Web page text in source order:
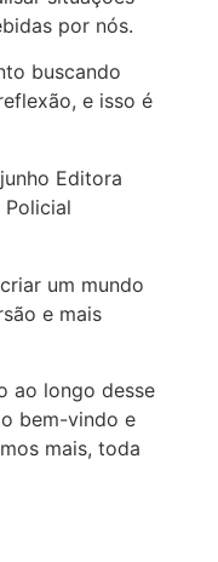
por nós.
buscando
e isso é
um mundo
e mais
ao longo desse
bem-vindo e
mais, toda